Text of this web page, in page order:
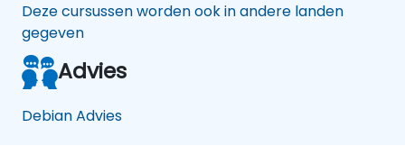
Deze cursussen worden ook in andere landen
gegeven
Advies
Debian Advies